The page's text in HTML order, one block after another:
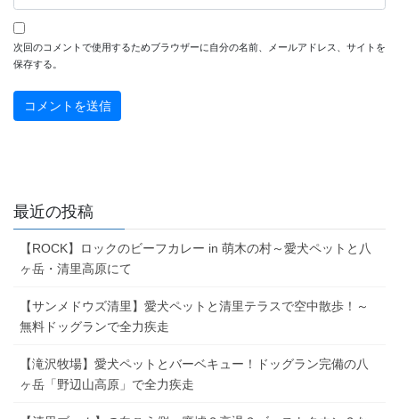
次回のコメントで使用するためブラウザーに自分の名前、メールアドレス、サイトを
保存する。
最近の投稿
【ROCK】ロックのビーフカレー in 萌木の村～愛犬ペットと八
ヶ岳・清里高原にて
【サンメドウズ清里】愛犬ペットと清里テラスで空中散歩！～
無料ドッグランで全力疾走
【滝沢牧場】愛犬ペットとバーベキュー！ドッグラン完備の八
ヶ岳「野辺山高原」で全力疾走